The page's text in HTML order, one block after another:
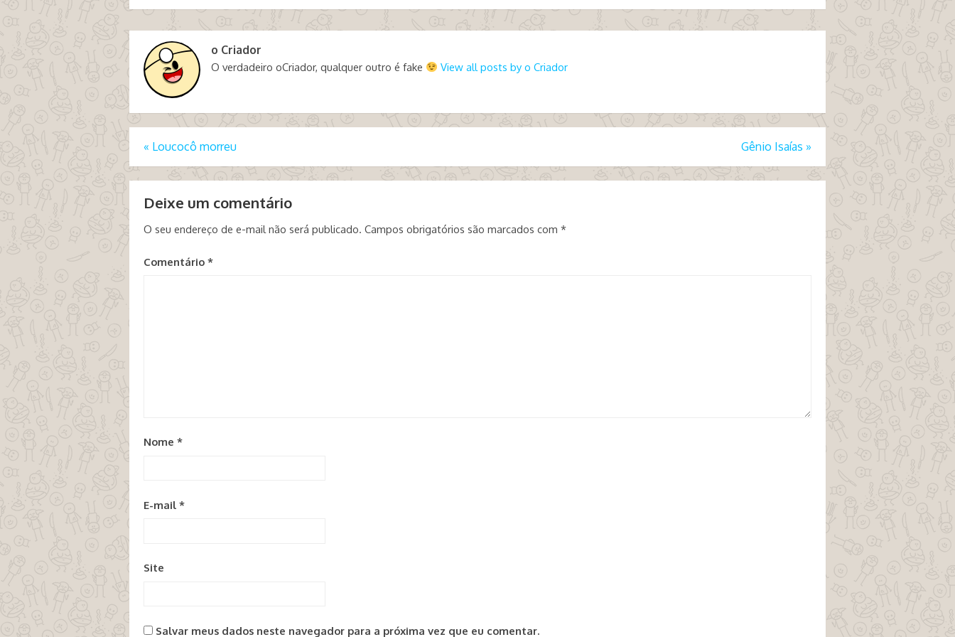
o Criador
O verdadeiro oCriador, qualquer outro é fake View all posts by o Criador
« Loucocô morreu Gênio Isaías »
Deixe um comentário
O seu endereço de e-mail não será publicado. Campos obrigatórios são marcados com *
Comentário *
Nome *
E-mail *
Site
Salvar meus dados neste navegador para a próxima vez que eu comentar.